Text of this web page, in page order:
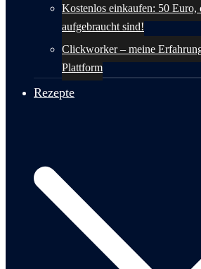
Kostenlos einkaufen: 50 Euro,
aufgebraucht sind!
Clickworker – meine
Plattform
Rezepte